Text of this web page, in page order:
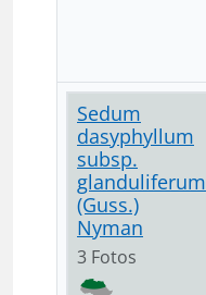
Sedum
dasyphyllum
subsp.
glanduliferum
(Guss.)
Nyman
3 Fotos